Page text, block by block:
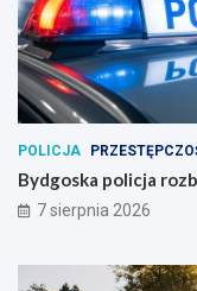
POLICJA
Bydgoska policja
7 sierpnia 2026